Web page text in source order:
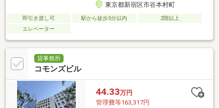
東京都新宿区市谷本村町
即引き渡し可 駅から徒歩5分以内
2階以上
エレベーター
貸事務所
コモンズビル
44.33万円
管理費等163,317円